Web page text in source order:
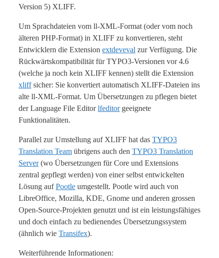
Version 5) XLIFF.
Um Sprachdateien vom ll-XML-Format (oder vom noch
älteren PHP-Format) in XLIFF zu konvertieren, steht
Entwicklern die Extension extdeveval zur Verfügung. Die
Rückwärtskompatibilität für TYPO3-Versionen vor 4.6
(welche ja noch kein XLIFF kennen) stellt die Extension
xliffsicher: Sie konvertiert automatisch XLIFF-Dateien ins
alte ll-XML-Format. Um Übersetzungen zu pflegen bietet
der Language File Editorlfeditorgeeignete
Funktionalitäten.
Parallel zur Umstellung auf XLIFF hat das TYPO3
Translation Team übrigens auch den TYPO3 Translation
Server(wo Übersetzungen für Core und Extensions
zentral gepflegt werden) von einer selbst entwickelten
Lösung aufPootle umgestellt. Pootle wird auch von
LibreOffice, Mozilla, KDE, Gnome und anderen grossen
Open-Source-Projekten genutzt und ist ein leistungsfähiges
und doch einfach zu bedienendes Übersetzungssystem
(ähnlich wie Transifex).
Weiterführende Informationen: